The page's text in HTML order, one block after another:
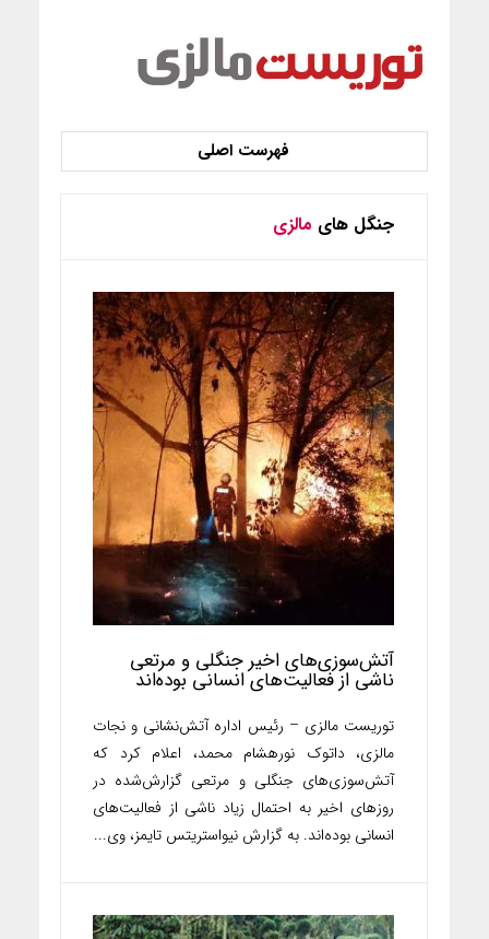
جنگل های مالزی
آتش‌سوزی‌های اخیر جنگلی و مرتعی
ناشی از فعالیت‌های انسانی بوده‌اند
توریست مالزی – رئیس اداره آتش‌نشانی و نجات
مالزی، داتوک نورهشام محمد، اعلام کرد که
آتش‌سوزی‌های جنگلی و مرتعی گزارش‌شده در
روزهای اخیر به احتمال زیاد ناشی از فعالیت‌های
انسانی بوده‌اند. به گزارش نیواستریتس تایمز، وی...